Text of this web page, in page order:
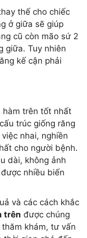
thế cho chiếc
ở giữa sẽ giúp
cũ còn mão sứ 2
giữa. Tuy nhiên
kế cận phải
hàm trên tốt nhất
trúc giống răng
nhai, nghiền
cho người bệnh.
dài, không ảnh
nhiều biến
và các cách khắc
trên được chúng
khám, tư vấn